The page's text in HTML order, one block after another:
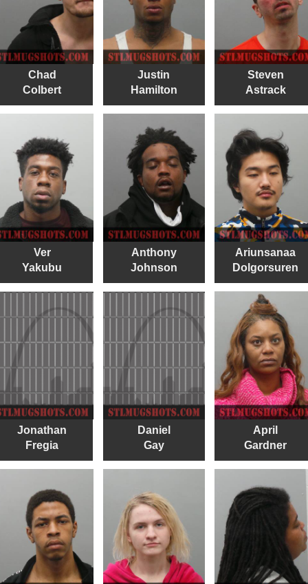
Chad
Colbert
Justin
Hamilton
Steven
Astrack
Ver
Yakubu
Anthony
Johnson
Ariunsanaa
Dolgorsuren
Jonathan
Fregia
Daniel
Gay
April
Gardner